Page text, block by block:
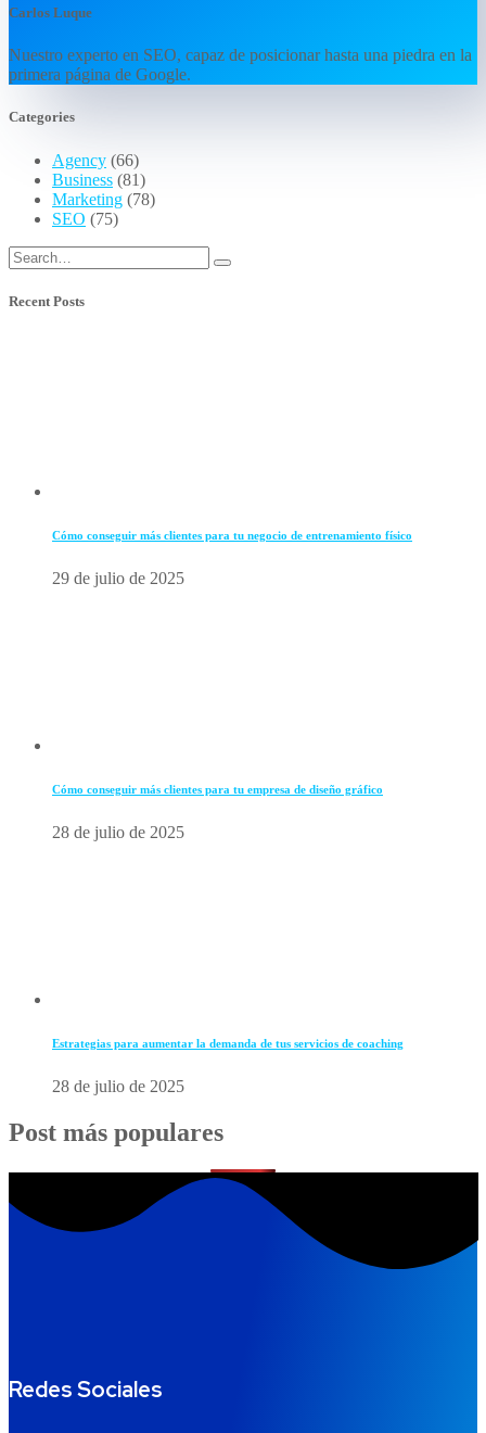
Carlos Luque
Nuestro experto en SEO, capaz de posicionar hasta una piedra en la
primera página de Google.
Categories
Agency (66)
Business (81)
Marketing (78)
SEO (75)
Recent Posts
Cómo conseguir más clientes para tu negocio de entrenamiento físico
29 de julio de 2025
Cómo conseguir más clientes para tu empresa de diseño gráfico
28 de julio de 2025
Estrategias para aumentar la demanda de tus servicios de coaching
28 de julio de 2025
Post más populares
Redes Sociales